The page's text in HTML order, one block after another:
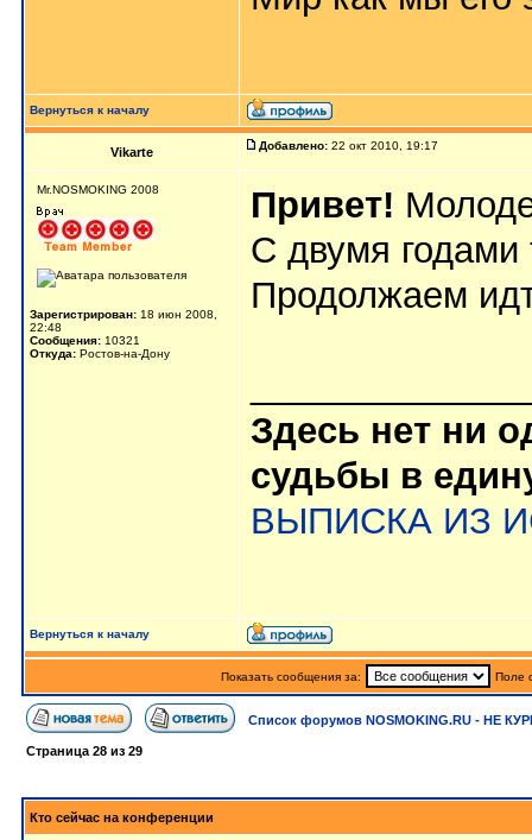
Вернуться к началу
Vikarte Добавлено: 22 окт 2010, 19:17
Mr.NOSMOKING 2008
Зарегистрирован: 18 июн 2008,
22:48
Сообщения: 10321
Откуда: Ростов-на-Дону
Привет!
С двумя годами
Продолжаем
Здесь нет ни
судьбы в
ВЫПИСКА ИЗ
Вернуться к началу
Показать сообщения за: Поле
Список форумов NOSMOKING.RU - НЕ
Страница 28 из 29
Кто сейчас на конференции